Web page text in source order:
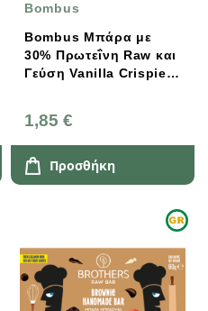
Bombus
Bombus Μπάρα με
30% Πρωτεΐνη Raw και
Γεύση Vanilla Crispies
1,85 €
Προσθήκη